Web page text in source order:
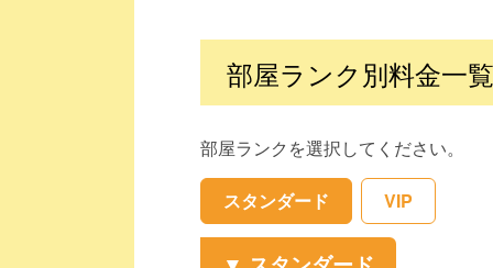
部屋ランク別料金一
部屋ランクを選択してください。
スタンダード VIP